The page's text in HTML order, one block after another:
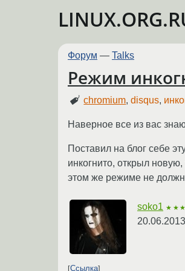
Форум — Talks
Режим
chromium,disqus,
Наверное все из вас
Поставил на блог себе
инкогнито, открыл
этом же режиме не
soko1
Ссылка